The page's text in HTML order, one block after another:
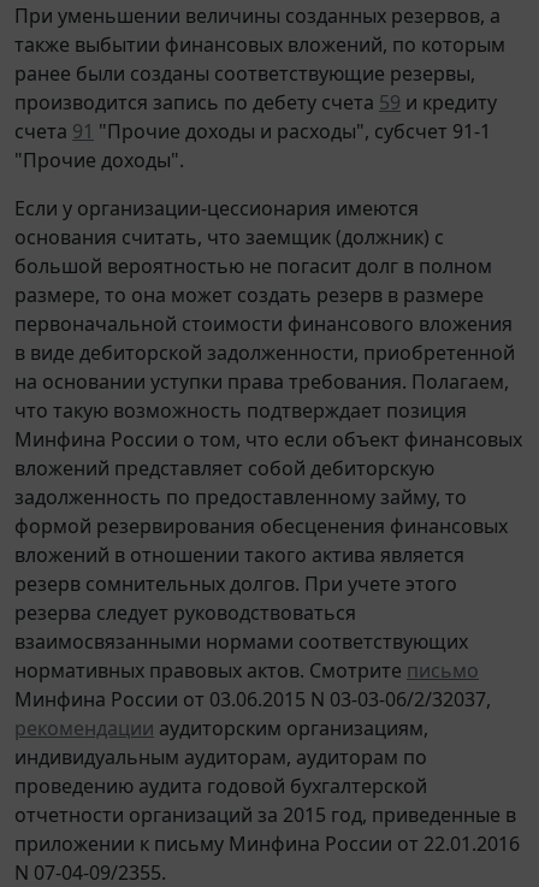
При уменьшении величины созданных резервов, а
также выбытии финансовых вложений, по которым
ранее были созданы соответствующие резервы,
производится запись по дебету счета 59 и кредиту
счета 91 "Прочие доходы и расходы", субсчет 91-1
"Прочие доходы".
Если у организации-цессионария имеются
основания считать, что заемщик (должник) с
большой вероятностью не погасит долг в полном
размере, то она может создать резерв в размере
первоначальной стоимости финансового вложения
в виде дебиторской задолженности, приобретенной
на основании уступки права требования. Полагаем,
что такую возможность подтверждает позиция
Минфина России о том, что если объект финансовых
вложений представляет собой дебиторскую
задолженность по предоставленному займу, то
формой резервирования обесценения финансовых
вложений в отношении такого актива является
резерв сомнительных долгов. При учете этого
резерва следует руководствоваться
взаимосвязанными нормами соответствующих
нормативных правовых актов. Смотрите письмо
Минфина России от 03.06.2015 N 03-03-06/2/32037,
рекомендации аудиторским организациям,
индивидуальным аудиторам, аудиторам по
проведению аудита годовой бухгалтерской
отчетности организаций за 2015 год, приведенные в
приложении к письму Минфина России от 22.01.2016
N 07-04-09/2355.